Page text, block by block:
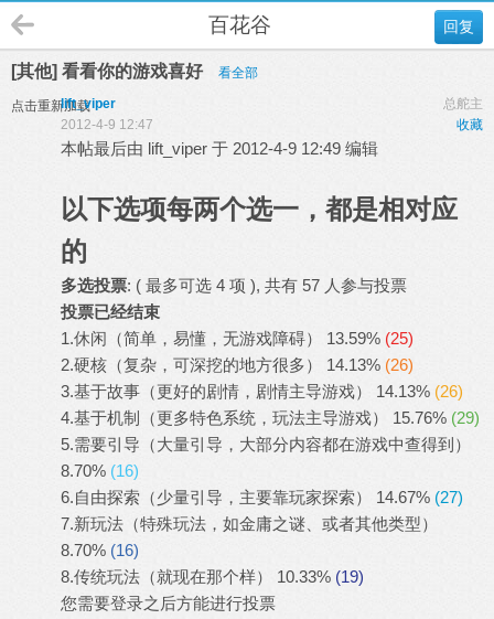
回复
百花谷
[其他] 看看你的游戏喜好 看全部
点击重新加载 总舵主
lift_viper
收藏
2012-4-9 12:47
本帖最后由 lift_viper 于 2012-4-9 12:49 编辑
以下选项每两个选一，都是相对应
的
多选投票: ( 最多可选 4 项 ), 共有 57 人参与投票
投票已经结束
1.休闲（简单，易懂，无游戏障碍）
13.59% (25)
2.硬核（复杂，可深挖的地方很多）
14.13% (26)
3.基于故事（更好的剧情，剧情主导游戏）
14.13% (26)
4.基于机制（更多特色系统，玩法主导游戏）
15.76% (29)
5.需要引导（大量引导，大部分内容都在游戏中查得到）
8.70% (16)
6.自由探索（少量引导，主要靠玩家探索）
14.67% (27)
7.新玩法（特殊玩法，如金庸之谜、或者其他类型）
8.70% (16)
8.传统玩法（就现在那个样）
10.33% (19)
您需要登录之后方能进行投票